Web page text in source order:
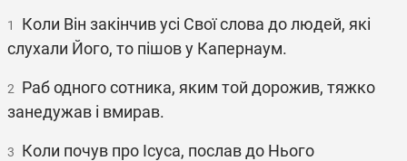
1
Коли Він закінчив усі Свої слова до людей, які
слухали Його, то пішов у Капернаум.
2 Раб одного сотника, яким той дорожив, тяжко
занедужав і вмирав.
3 Коли почув про Ісуса, послав до Нього